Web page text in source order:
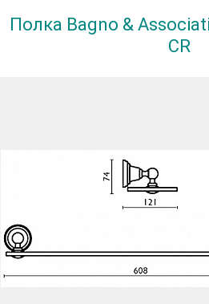
Полка Bagno &
CR